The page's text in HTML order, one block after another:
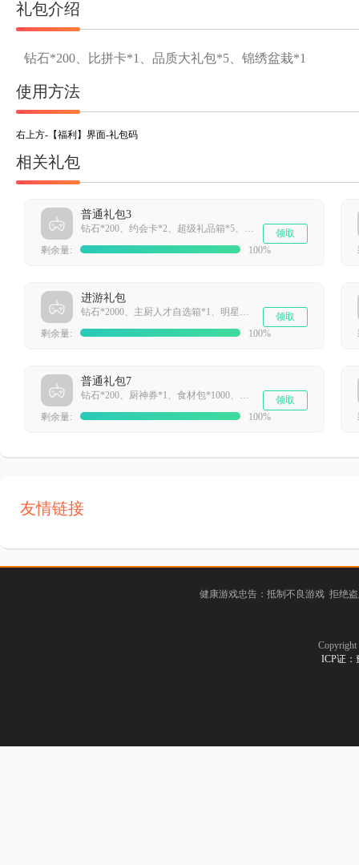
礼包介绍
钻石*200、比拼卡*1、品质大礼包*5、锦绣盆栽*1
使用方法
右上方-【福利】界面-礼包码
相关礼包
普通礼包3
钻石*200、约会卡*2、超级礼品箱*5、异域风情地毯*1
剩余量:
100%
领取
进游礼包
钻石*2000、主厨人才自选箱*1、明星晋升卡*10、炫彩摩天轮*1
剩余量:
100%
领取
普通礼包7
钻石*200、厨神券*1、食材包*1000、驯鹿挂件*1
剩余量:
100%
领取
友情链接
健康游戏忠告：抵制不良游戏 拒绝
ICP证：